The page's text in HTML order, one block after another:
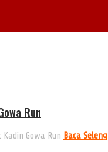
Run
Gowa Run Baca